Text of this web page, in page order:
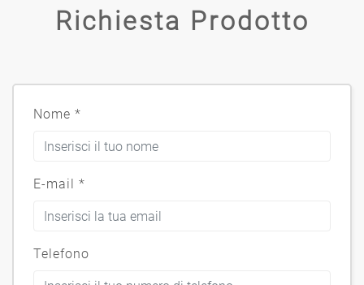
Richiesta Prodotto
Nome *
E-mail *
Telefono